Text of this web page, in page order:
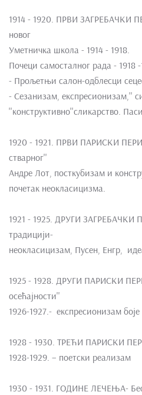
1914 - 1920. ПРВИ ЗАГРЕБАЧКИ
новог
Уметничка школа - 1914 - 1918.
Почеци самосталног рада - 1918
- Прољетњи салон-одблесци
- Сезанизам, експресионизам,''
''конструктивно''сликарство.
1920 - 1921. ПРВИ ПАРИСКИ
стварног''
Андре Лот, посткубизам и
почетак неокласицизма.
1921 - 1925. ДРУГИ ЗАГРЕБАЧКИ
традицији-
неокласицизам, Пусен, Енгр,
1925 - 1928. ДРУГИ ПАРИСКИ
осећајности''
1926-1927.- експресионизам
1928 - 1930. ТРЕЋИ ПАРИСКИ
1928-1929. – поетски реализам
1930 - 1931. ГОДИНЕ ЛЕЧЕЊА-